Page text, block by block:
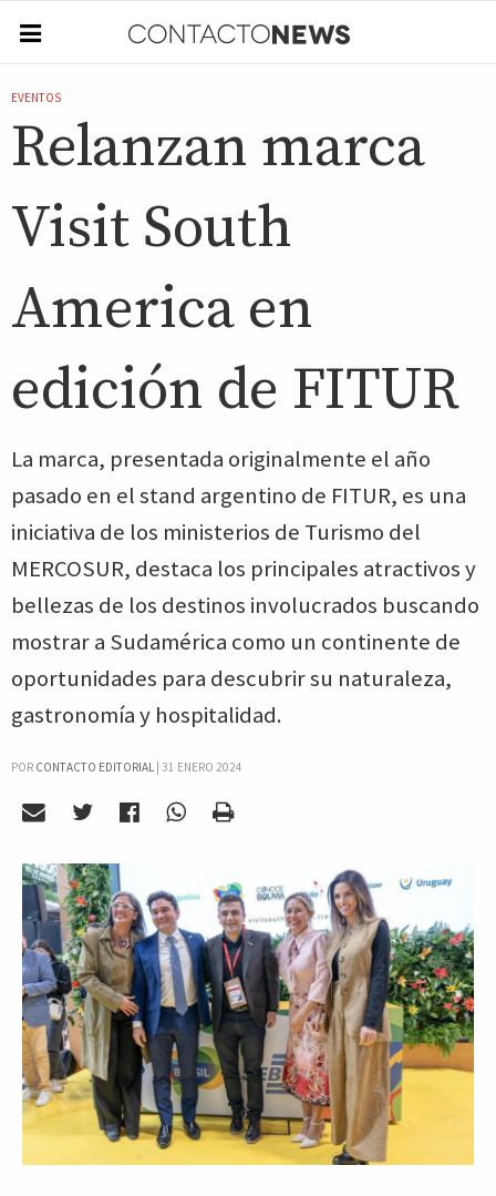
EVENTOS
Relanzan marca
Visit South
America en
edición de FITUR
La marca, presentada originalmente el año
pasado en el stand argentino de FITUR, es una
iniciativa de los ministerios de Turismo del
MERCOSUR, destaca los principales atractivos y
bellezas de los destinos involucrados buscando
mostrar a Sudamérica como un continente de
oportunidades para descubrir su naturaleza,
gastronomía y hospitalidad.
POR CONTACTO EDITORIAL| 31 ENERO 2024